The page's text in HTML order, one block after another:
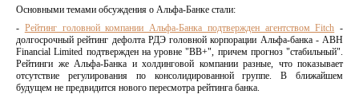
Основными темами обсуждения о Альфа-Банке стали:
- Рейтинг головной компании Альфа-Банка подтвержден агентством Fitch -
долгосрочный рейтинг дефолта РДЭ головной корпорации Альфа-банка - ABH
Financial Limited подтвержден на уровне "BB+", причем прогноз "стабильный".
Рейтинги же Альфа-Банка и холдинговой компании разные, что показывает
отсутствие регулирования по консолидированной группе. В ближайшем
будущем не предвидится нового пересмотра рейтинга банка.